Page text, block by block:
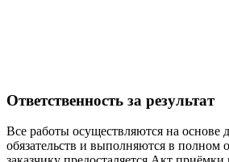
Ответственность за результат
Все работы осуществляются на основе
обязательств и выполняются в полном